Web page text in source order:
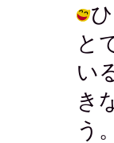
と
い
き
う